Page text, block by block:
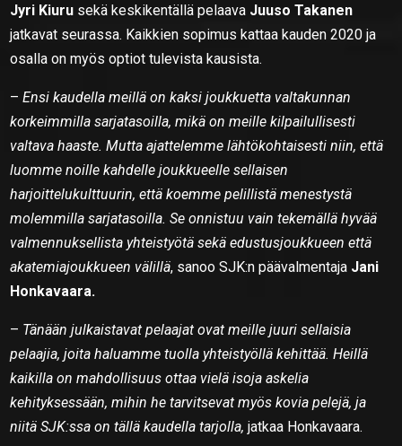
Jyri Kiuru sekä keskikentällä pelaava Juuso Takanen
jatkavat seurassa. Kaikkien sopimus kattaa kauden 2020 ja
osalla on myös optiot tulevista kausista.
–Ensi kaudella meillä on kaksi joukkuetta valtakunnan
korkeimmilla sarjatasoilla, mikä on meille kilpailullisesti
valtava haaste. Mutta ajattelemme lähtökohtaisesti niin, että
luomme noille kahdelle joukkueelle sellaisen
harjoittelukulttuurin, että koemme pelillistä menestystä
molemmilla sarjatasoilla. Se onnistuu vain tekemällä hyvää
valmennuksellista yhteistyötä sekä edustusjoukkueen että
akatemiajoukkueen välillä, sanoo SJK:n päävalmentaja Jani
Honkavaara.
– Tänään julkaistavat pelaajat ovat meille juuri sellaisia
pelaajia, joita haluamme tuolla yhteistyöllä kehittää. Heillä
kaikilla on mahdollisuus ottaa vielä isoja askelia
kehityksessään, mihin he tarvitsevat myös kovia pelejä, ja
niitä SJK:ssa on tällä kaudella tarjolla, jatkaa Honkavaara.